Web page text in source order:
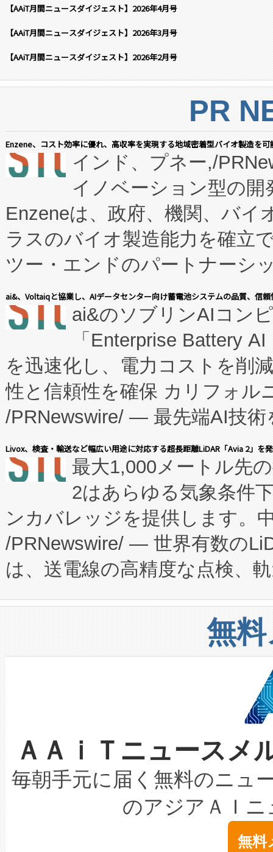
【AAiT月間ニュースダイジェスト】2026年4月号
【AAiT月間ニュースダイジェスト】2026年3月号
【AAiT月間ニュースダイジェスト】2026年2月号
PR
Enzene、コスト効率に優れ、高収率を実現する地域密着型バイオ製造を
インド、プネー,/
イノベーション型の
Enzeneは、政府、機関、バイ
ラスのバイオ製造能力を確立
ツー・エンドのパートナーシ
表しました。 同社の実績ある
manufacturing™ (FCCM™) プ
たNeXは、バイオ医薬品製造
従来のフェッドバッチ施設の
に、患者やサプライチェーン
キー方式で拡張性が高く、持
す。FCCM‑を活用した現地生
患者にとっての費用負担を大
のアクセスを大幅に拡大する
Fully-Connected Continuous
プログラムには、施設設計・
に関する技術移転および知的
構造化トレーニングカリキュ
上げおよび商用化段階におけ
設備整備および立ち上げ調整
加組織は、Enzeneのバイオ
選定された製品について、自
取得できる可能性もあります
設には、3億～4億ドルかか
最高経営責任者（CEO）であ
す。「当社のfully-connected
ームを利用すれば、6,000万
ai&、Voltaiqと協業し、AIデータセンター向け蓄電池システムの品質、信
ai&のソブリンAIコン
「Enterprise Battery
を迅速化し、電力コストを削
性と信頼性を確保 カリフォル
/PRNewswire/ — 最先端AI技術
会社エーアイ・アンド：本社
President原信平）と、エンタ
ードするVoltaiqは、日本にあ
ーエネルギー貯蔵システム（
た。 Voltaiq独自のAI搭載プラ
定、統合、導入、運用に至る
安全性を追跡し、確保する事
増加しているデータセンター
る電力網に大きな負担をかけ
事業者の負担軽減という課題
系統連系を迅速にし、ピーク
限を超えて利用可能な電力容
持できるよう貢献します。こ
ービスレベル契約（SLA）違
テリー性能の劣化によるダウ
念は、現在データセンターが
Livox、検査・輸送など幅広い用途に対応する超長距離LiDAR「Avia 2」を
最大1,000メートル先
2はあらゆる気象条件
ンカバレッジを提供します。
/PRNewswire/ — 世界有数の
は、送電線の高精度な点検、
や穀物倉庫におけるバルク材
リューション「Avia 2」を発
したAvia 2は、1,000メート
狭視野のFOVを切り替えるこ
ケーブル、枝などの細かな対
なレーザースポットにより、
な環境下でも豊かなディテー
キロメートル範囲を検出
LiDAR for Inspections,
は1535 nmレーザーを搭載。
イズの小径化を実現すること
無
ＡＡｉＴニュース
毎朝手元に届く無料のニュ
のアジアＡＩ
無料